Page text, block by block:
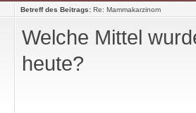
Betreff des Beitrags: Re: Mammakarzinom
Welche Mittel
heute?